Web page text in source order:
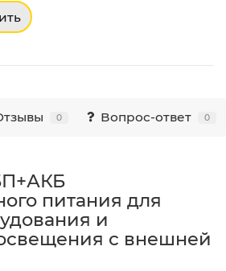
0 Вопрос-ответ 0
питания для
и
с внешней